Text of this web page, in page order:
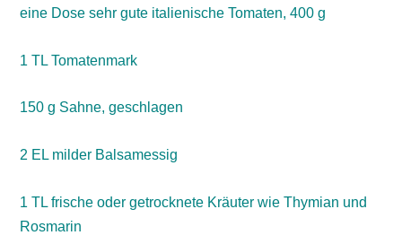
eine Dose sehr gute italienische Tomaten, 400 g
1 TL Tomatenmark
150 g Sahne, geschlagen
2 EL milder Balsamessig
1 TL frische oder getrocknete Kräuter wie Thymian und
Rosmarin